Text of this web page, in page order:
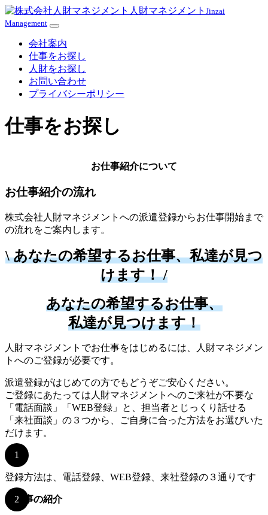
人財マネジメント Jinzai
Management
会社案内
仕事をお探し
人財をお探し
お問い合わせ
プライバシーポリシー
仕事をお探し
お仕事紹介について
お仕事紹介の流れ
株式会社人財マネジメントへの派遣登録からお仕事開始まで
の流れをご案内します。
\ あなたの希望するお仕事、私達が見つ
けます！ /
あなたの希望するお仕事、
私達が見つけます！
人財マネジメントでお仕事をはじめるには、人財マネジメン
トへのご登録が必要です。
派遣登録がはじめての方でもどうぞご安心ください。
ご登録にあたっては人財マネジメントへのご来社が不要な
「電話面談」「WEB登録」と、担当者とじっくり話せる
「来社面談」の３つから、ご自身に合った方法をお選びいた
だけます。
登録
登録方法は、電話登録、WEB登録、来社登録の３通りです
お仕事の紹介